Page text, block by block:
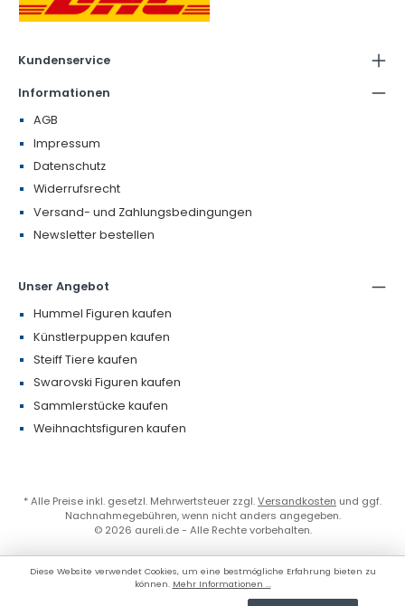
Kundenservice
Informationen
AGB
Impressum
Datenschutz
Widerrufsrecht
Versand- und Zahlungsbedingungen
Newsletter bestellen
Unser Angebot
Hummel Figuren kaufen
Künstlerpuppen kaufen
Steiff Tiere kaufen
Swarovski Figuren kaufen
Sammlerstücke kaufen
Weihnachtsfiguren kaufen
* Alle Preise inkl. gesetzl. Mehrwertsteuer zzgl.Versandkosten und ggf.
Nachnahmegebühren, wenn nicht anders angegeben.
© 2026 aureli.de - Alle Rechte vorbehalten.
Diese Website verwendet Cookies, um eine bestmögliche Erfahrung bieten zu
können. Mehr Informationen ...